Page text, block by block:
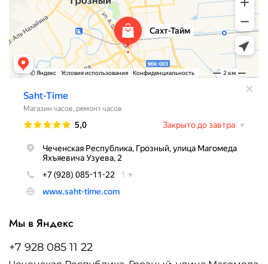
Мы в Яндекс
+7 928 085 11 22